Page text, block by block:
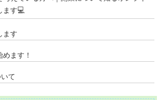
ます💻
ます
ます！
て